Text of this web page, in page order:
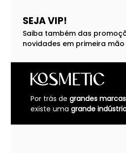
SEJA VIP!
Saiba também das
novidades em primeira mão
Por trás de grandes marcas
existe uma grande